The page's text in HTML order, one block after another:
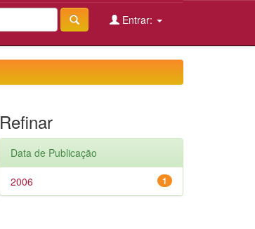
Entrar:
Refinar
Data de Publicação
1
2006